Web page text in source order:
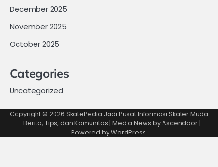
December 2025
November 2025
October 2025
Categories
Uncategorized
Copyright © 2026 SkatePedia Jadi Pusat Informasi Skater Muda
– Berita, Tips, dan Komunitas | Media News byAscendoor |
Powered byWordPress.